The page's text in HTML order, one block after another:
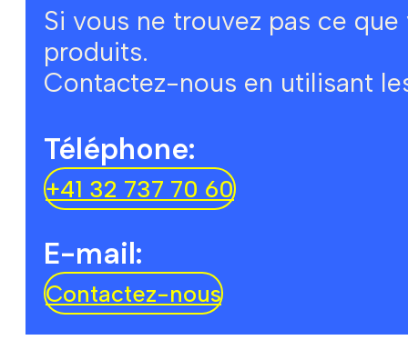
Si vous ne trouvez pas ce
produits.
Contactez-nous en utilisant
Téléphone:
+41 32 737 70 60
E-mail:
Contactez-nous